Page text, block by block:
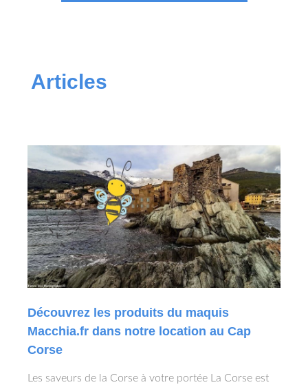
Articles
Découvrez les produits du maquis
Macchia.fr dans notre location au Cap
Corse
Les saveurs de la Corse à votre portée La Corse est